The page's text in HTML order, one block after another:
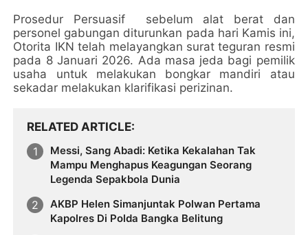
Prosedur Persuasif sebelum alat berat dan
personel gabungan diturunkan pada hari Kamis ini,
Otorita IKN telah melayangkan surat teguran resmi
pada 8 Januari 2026. Ada masa jeda bagi pemilik
usaha untuk melakukan bongkar mandiri atau
sekadar melakukan klarifikasi perizinan.
RELATED ARTICLE
Messi, Sang Abadi: Ketika Kekalahan Tak
Mampu Menghapus Keagungan Seorang
Legenda Sepakbola Dunia
AKBP Helen Simanjuntak Polwan Pertama
Kapolres Di Polda Bangka Belitung